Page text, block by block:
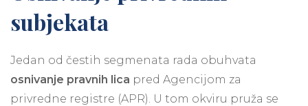
subjekata
Jedan od čestih segmenata rada obuhvata
osnivanje pravnih lica pred Agencijom za
privredne registre (APR). U tom okviru pruža se